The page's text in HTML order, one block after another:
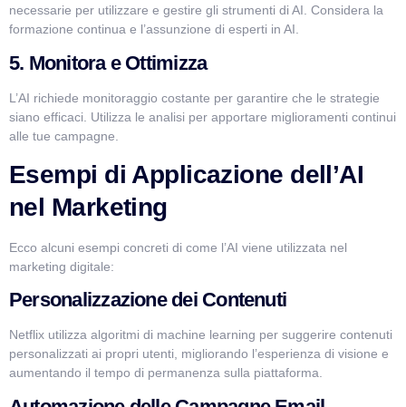
necessarie per utilizzare e gestire gli strumenti di AI. Considera la
formazione continua e l’assunzione di esperti in AI.
5. Monitora e Ottimizza
L’AI richiede monitoraggio costante per garantire che le strategie
siano efficaci. Utilizza le analisi per apportare miglioramenti continui
alle tue campagne.
Esempi di Applicazione dell’AI
nel Marketing
Ecco alcuni esempi concreti di come l’AI viene utilizzata nel
marketing digitale:
Personalizzazione dei Contenuti
Netflix utilizza algoritmi di machine learning per suggerire contenuti
personalizzati ai propri utenti, migliorando l’esperienza di visione e
aumentando il tempo di permanenza sulla piattaforma.